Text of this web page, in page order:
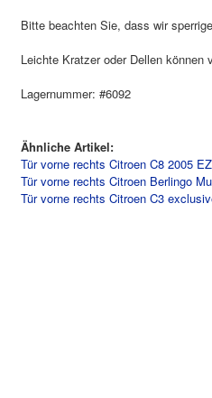
Bitte beachten Sie, dass wir
Leichte Kratzer oder Dellen können
Lagernummer: #6092
Ähnliche Artikel:
Tür vorne rechts Citroen C8 2005
Tür vorne rechts Citroen Berlingo
Tür vorne rechts Citroen C3